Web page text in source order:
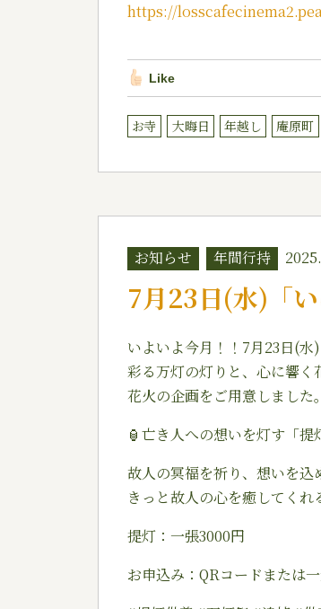
https://
Like
お寺 大晦日 年越し 庵原町
お知らせ 年間行持
7月23日(水)「い
いよいよ今月！！7月23日(
彩る万灯の灯りと、心に響く
花火の企画をご用意しました。
🏮亡き人への想いを灯す「提
故人の冥福を祈り、想いを込
きっと故人の心を癒してくれ
提灯：一張3000円
お申込み：QRコードまたは